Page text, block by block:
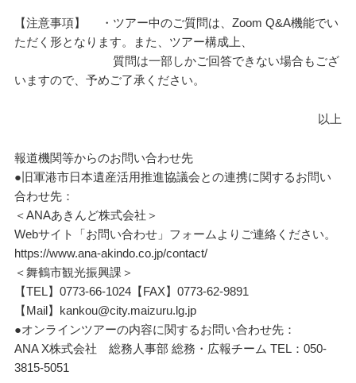
【注意事項】 ・ツアー中のご質問は、Zoom Q&A機能でい
ただく形となります。また、ツアー構成上、
質問は一部しかご回答できない場合もござ
いますので、予めご了承ください。
以上
報道機関等からのお問い合わせ先
●旧軍港市日本遺産活用推進協議会との連携に関するお問い
合わせ先：
＜ANAあきんど株式会社＞
Webサイト「お問い合わせ」フォームよりご連絡ください。
https://www.ana-akindo.co.jp/contact/
＜舞鶴市観光振興課＞
【TEL】0773-66-1024【FAX】0773-62-9891
【Mail】kankou@city.maizuru.lg.jp
●オンラインツアーの内容に関するお問い合わせ先：
ANA X株式会社 総務人事部 総務・広報チーム TEL：050-
3815-5051